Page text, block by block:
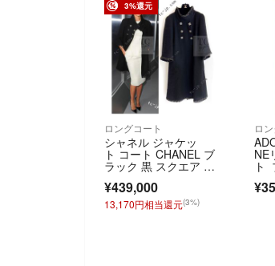
3%還元
ロングコート
シャネル ジャケッ
ト コート CHANEL ブ
ラック 黒 スクエア グ
ル ツイード メティエ
ダール 貴重 超美品 3
6 38
¥439,000
13,170円相当還元(3%)
ロ
NE
ト